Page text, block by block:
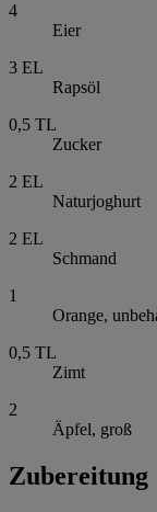
4
Eier
3 EL
Rapsöl
0,5 TL
Zucker
2 EL
Naturjoghurt
2 EL
Schmand
1
Orange,
0,5 TL
Zimt
2
Äpfel, groß
Zubereitung